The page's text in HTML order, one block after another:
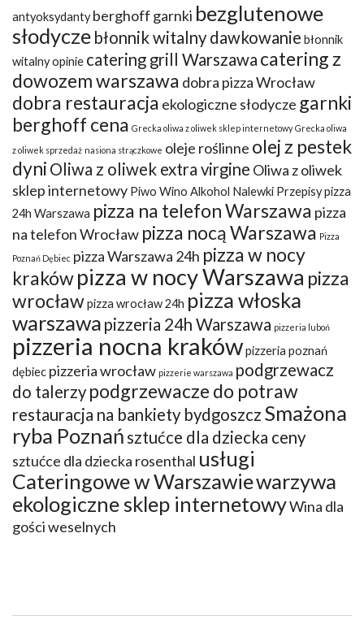
antyoksydanty berghoff garnki bezglutenowe
słodycze błonnik witalny dawkowanie błonnik
witalny opinie catering grill Warszawa catering z
dowozem warszawa dobra pizza Wrocław
dobra restauracja ekologiczne słodycze garnki
berghoff cena Grecka oliwa z oliwek sklep internetowy Grecka oliwa
z oliwek sprzedaż nasiona strączkowe oleje roślinne olej z pestek
dyni Oliwa z oliwek extra virgine Oliwa z oliwek
sklep internetowy Piwo Wino Alkohol Nalewki Przepisypizza
24h Warszawa pizza na telefon Warszawa pizza
na telefon Wrocław pizza nocą Warszawa Pizza
Poznań Dębiec pizza Warszawa 24h pizza w nocy
krakówpizza w nocy Warszawa pizza
wrocławpizza wrocław 24h pizza włoska
warszawa pizzeria 24h Warszawa pizzeria luboń
pizzeria nocna krakówpizzeria poznań
dębiec pizzeria wrocław pizzerie warszawa podgrzewacz
do talerzy podgrzewacze do potraw
restauracja na bankiety bydgoszcz Smażona
ryba Poznań sztućce dla dziecka ceny
sztućce dla dziecka rosenthal usługi
Cateringowe w Warszawiewarzywa
ekologiczne sklep internetowyWina dla
gości weselnych